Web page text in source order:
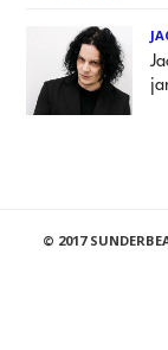
© 2017